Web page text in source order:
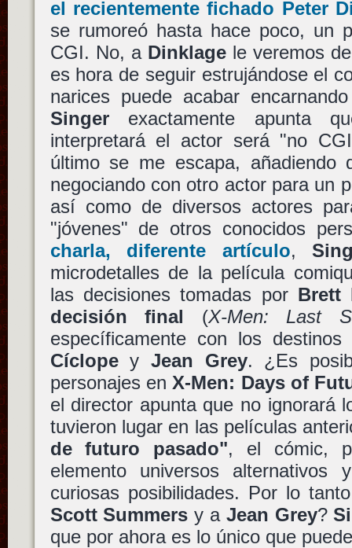
el recientemente fichado Peter
se rumoreó hasta hace poco, un
CGI. No, a Dinklagele veremos
es hora de seguir estrujándose el
narices puede acabar
Singerexactamente apunta
interpretará el actor será "no
último se me escapa, añadiendo
negociando con otro actor para un
así como de diversos actores
"jóvenes" de otros conocidos
charla, diferente artículo,
microdetalles de la película
las decisiones tomadas por Brett
decisión final (X-Men: Last
específicamente con los
Cíclopey Jean Grey. ¿Es
personajes en X-Men: Days of
el director apunta que no ignorará
tuvieron lugar en las películas
de futuro pasado", el cómic,
elemento universos alternativos
curiosas posibilidades. Por lo
Scott Summers y a Jean Grey?
que por ahora es lo único que